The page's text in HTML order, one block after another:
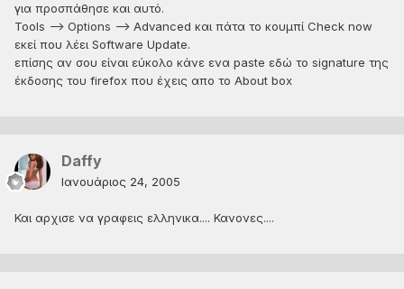
για προσπάθησε και αυτό.
Tools --> Options --> Advanced και πάτα το κουμπί Check now
εκεί που λέει Software Update.
επίσης αν σου είναι εύκολο κάνε ενα paste εδώ το signature της
έκδοσης του firefox που έχεις απο το About box
Daffy
Ιανουάριος 24, 2005
Και αρχισε να γραφεις ελληνικα.... Κανονες....